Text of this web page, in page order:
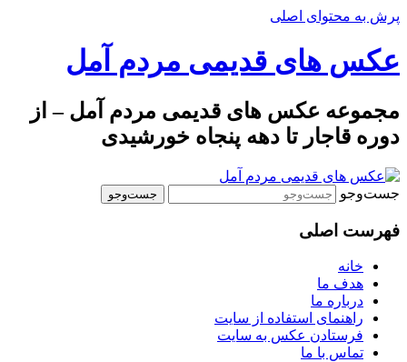
پرش به محتوای اصلی
عکس های قدیمی مردم آمل
مجموعه عکس های قدیمی مردم آمل – از
دوره قاجار تا دهه پنجاه خورشیدی
جست‌وجو
فهرست اصلی
خانه
هدف ما
درباره ما
راهنمای استفاده از سایت
فرستادن عکس به سایت
تماس با ما